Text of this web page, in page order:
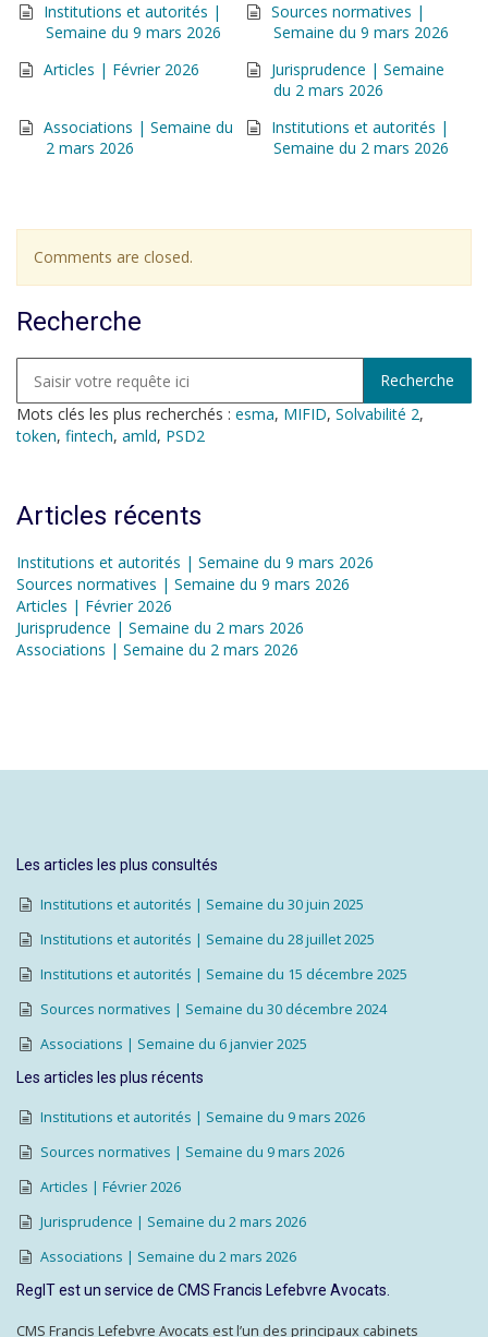
Institutions et autorités |
Semaine du 9 mars 2026
Sources normatives |
Semaine du 9 mars 2026
Articles | Février 2026
Jurisprudence | Semaine
du 2 mars 2026
Associations | Semaine du
2 mars 2026
Institutions et autorités |
Semaine du 2 mars 2026
Comments are closed.
Recherche
Mots clés les plus recherchés : esma, MIFID, Solvabilité 2,
token, fintech, amld, PSD2
Articles récents
Institutions et autorités | Semaine du 9 mars 2026
Sources normatives | Semaine du 9 mars 2026
Articles | Février 2026
Jurisprudence | Semaine du 2 mars 2026
Associations | Semaine du 2 mars 2026
Les articles les plus consultés
Institutions et autorités | Semaine du 30 juin 2025
Institutions et autorités | Semaine du 28 juillet 2025
Institutions et autorités | Semaine du 15 décembre 2025
Sources normatives | Semaine du 30 décembre 2024
Associations | Semaine du 6 janvier 2025
Les articles les plus récents
Institutions et autorités | Semaine du 9 mars 2026
Sources normatives | Semaine du 9 mars 2026
Articles | Février 2026
Jurisprudence | Semaine du 2 mars 2026
Associations | Semaine du 2 mars 2026
RegIT est un service de CMS Francis Lefebvre Avocats.
CMS Francis Lefebvre Avocats est l’un des principaux cabinets